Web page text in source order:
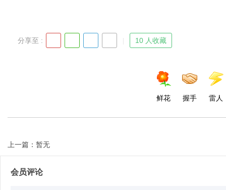
分享至 : 10 人收藏
鲜花 握手 雷人
上一篇：暂无
会员评论